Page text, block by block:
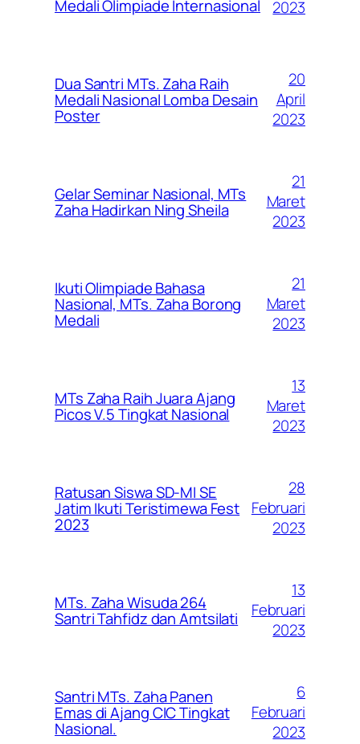
Medali Olimpiade Internasional 2023
Dua Santri MTs. Zaha Raih
Medali Nasional Lomba Desain
Poster
20
April
2023
Gelar Seminar Nasional, MTs
Zaha Hadirkan Ning Sheila
21
Maret
2023
Ikuti Olimpiade Bahasa
Nasional, MTs. Zaha Borong
Medali
21
Maret
2023
MTs Zaha Raih Juara Ajang
Picos V.5 Tingkat Nasional
13
Maret
2023
Ratusan Siswa SD-MI SE
Jatim Ikuti Teristimewa Fest
2023
28
Februari
2023
MTs. Zaha Wisuda 264
Santri Tahfidz dan Amtsilati
13
Februari
2023
Santri MTs. Zaha Panen
Emas di Ajang CIC Tingkat
Nasional.
6
Februari
2023